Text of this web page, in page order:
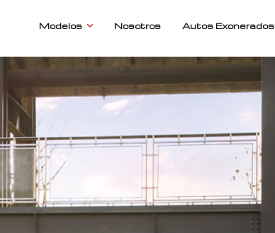
Modelos Nosotros Autos Exonerados